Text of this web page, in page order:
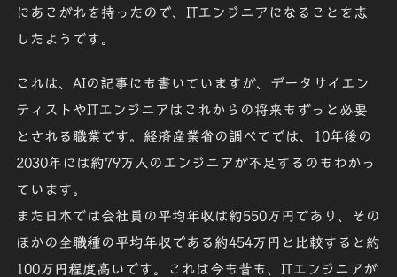
にあこがれを持ったので、ITエンジニアになることを志
したようです。
これは、AIの記事にも書いていますが、データサイエン
ティストやITエンジニアはこれからの将来もずっと必要
とされる職業です。経済産業省の調べてでは、10年後の
2030年には約79万人のエンジニアが不足するのもわかっ
ています。
また日本では会社員の平均年収は約550万円 であり、その
ほかの全職種の平均年収である約454万円と比較すると 約
100万円程度 高いです。これは今も昔も、ITエンジニアが